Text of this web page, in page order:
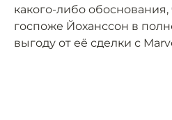
какого-либо обоснования,
госпоже Йоханссон в
выгоду от её сделки с